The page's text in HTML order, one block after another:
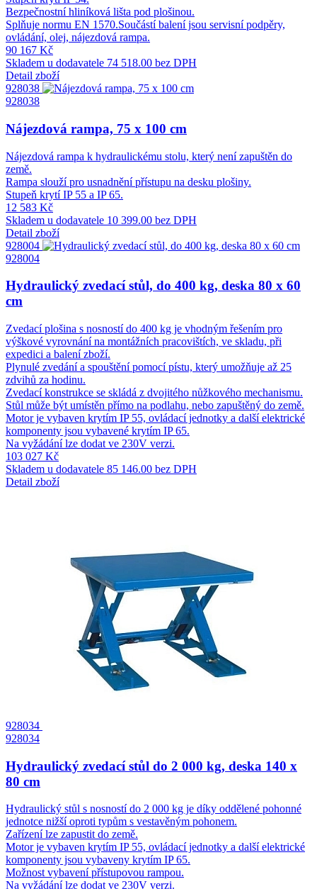
Bezpečnostní hliníková lišta pod plošinou.
Splňuje normu EN 1570.Součástí balení jsou servisní podpěry,
ovládání, olej, nájezdová rampa.
90 167 Kč
Skladem u dodavatele 74 518.00 bez DPH
Detail zboží
928038
928038
Nájezdová rampa, 75 x 100 cm
Nájezdová rampa k hydraulickému stolu, který není zapuštěn do
země.
Rampa slouží pro usnadnění přístupu na desku plošiny.
Stupeň krytí IP 55 a IP 65.
12 583 Kč
Skladem u dodavatele 10 399.00 bez DPH
Detail zboží
928004
928004
Hydraulický zvedací stůl, do 400 kg, deska 80 x 60
cm
Zvedací plošina s nosností do 400 kg je vhodným řešením pro
výškové vyrovnání na montážních pracovištích, ve skladu, při
expedici a balení zboží.
Plynulé zvedání a spouštění pomocí pístu, který umožňuje až 25
zdvihů za hodinu.
Zvedací konstrukce se skládá z dvojitého nůžkového mechanismu.
Stůl může být umístěn přímo na podlahu, nebo zapuštěný do země.
Motor je vybaven krytím IP 55, ovládací jednotky a další elektrické
komponenty jsou vybavené krytím IP 65.
Na vyžádání lze dodat ve 230V verzi.
103 027 Kč
Skladem u dodavatele 85 146.00 bez DPH
Detail zboží
928034
928034
Hydraulický zvedací stůl do 2 000 kg, deska 140 x
80 cm
Hydraulický stůl s nosností do 2 000 kg je díky oddělené pohonné
jednotce nižší oproti typům s vestavěným pohonem.
Zařízení lze zapustit do země.
Motor je vybaven krytím IP 55, ovládací jednotky a další elektrické
komponenty jsou vybaveny krytím IP 65.
Možnost vybavení přístupovou rampou.
Na vyžádání lze dodat ve 230V verzi.